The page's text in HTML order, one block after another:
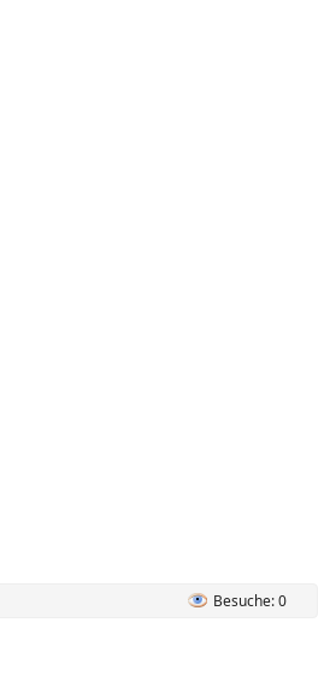
Besuche: 0